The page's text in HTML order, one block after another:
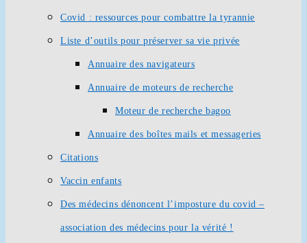
Covid : ressources pour combattre la tyrannie
Liste d’outils pour préserver sa vie privée
Annuaire des navigateurs
Annuaire de moteurs de recherche
Moteur de recherche bagoo
Annuaire des boîtes mails et messageries
Citations
Vaccin enfants
Des médecins dénoncent l’imposture du covid –
association des médecins pour la vérité !